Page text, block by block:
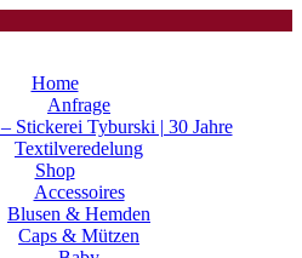
Home
Anfrage
Stickerei Tyburski | 30 Jahre
Textilveredelung
Shop
Accessoires
Blusen & Hemden
Caps & Mützen